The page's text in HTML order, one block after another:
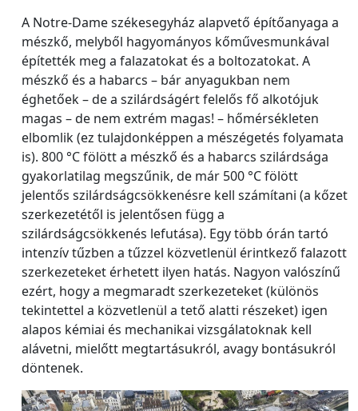
A Notre-Dame székesegyház alapvető építőanyaga a
mészkő, melyből hagyományos kőművesmunkával
építették meg a falazatokat és a boltozatokat. A
mészkő és a habarcs – bár anyagukban nem
éghetőek – de a szilárdságért felelős fő alkotójuk
magas – de nem extrém magas! – hőmérsékleten
elbomlik (ez tulajdonképpen a mészégetés folyamata
is). 800 °C fölött a mészkő és a habarcs szilárdsága
gyakorlatilag megszűnik, de már 500 °C fölött
jelentős szilárdságcsökkenésre kell számítani (a kőzet
szerkezetétől is jelentősen függ a
szilárdságcsökkenés lefutása). Egy több órán tartó
intenzív tűzben a tűzzel közvetlenül érintkező falazott
szerkezeteket érhetett ilyen hatás. Nagyon valószínű
ezért, hogy a megmaradt szerkezeteket (különös
tekintettel a közvetlenül a tető alatti részeket) igen
alapos kémiai és mechanikai vizsgálatoknak kell
alávetni, mielőtt megtartásukról, avagy bontásukról
döntenek.